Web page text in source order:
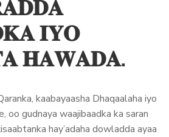
𝐈𝐘𝐎
𝐇𝐀𝐖𝐀𝐃𝐀.
kaabayaasha Dhaqaalaha iyo
oo gudnaya waajibaadka ka saran
hay’adaha dowladda ayaa